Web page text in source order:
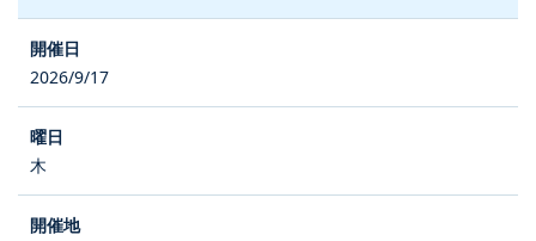
2026/9/17
木